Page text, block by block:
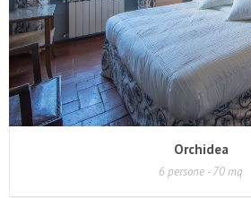
Orchidea
6 persone - 70 mq